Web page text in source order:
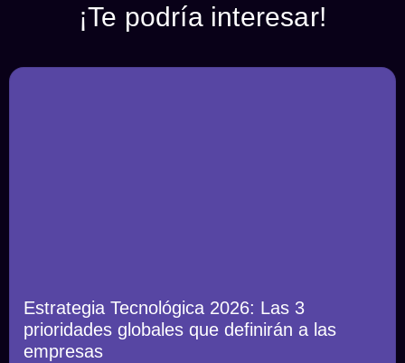
¡Te podría interesar!
Estrategia Tecnológica 2026: Las 3
prioridades globales que definirán a las
empresas